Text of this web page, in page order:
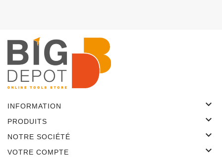
INFORMATION 
PRODUITS 
NOTRE SOCIÉTÉ 
VOTRE COMPTE 